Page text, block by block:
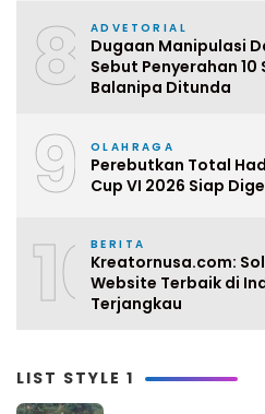
8 ADVETORIAL
Dugaan Manipulasi
Sebut Penyerahan 10
Balanipa Ditunda
9 OLAHRAGA
Perebutkan Total
Cup VI 2026 Siap
10BERITA
Kreatornusa.com:
Website Terbaik di
Terjangkau
LIST STYLE 1